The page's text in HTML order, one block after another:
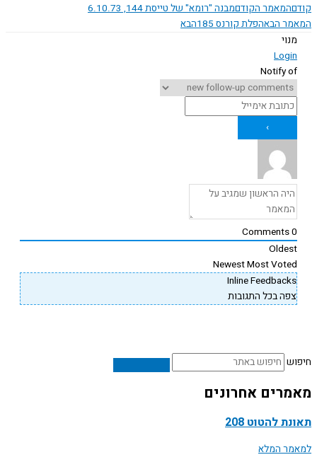
המאמר הקודםמבנה "רומא" של טייסת 144, 6.10.73
הבאהפלת קורנס 185
הבא
Notify
Newest Most
Inline
בכל התגובות
אחרונים
להטוט 208
המלא